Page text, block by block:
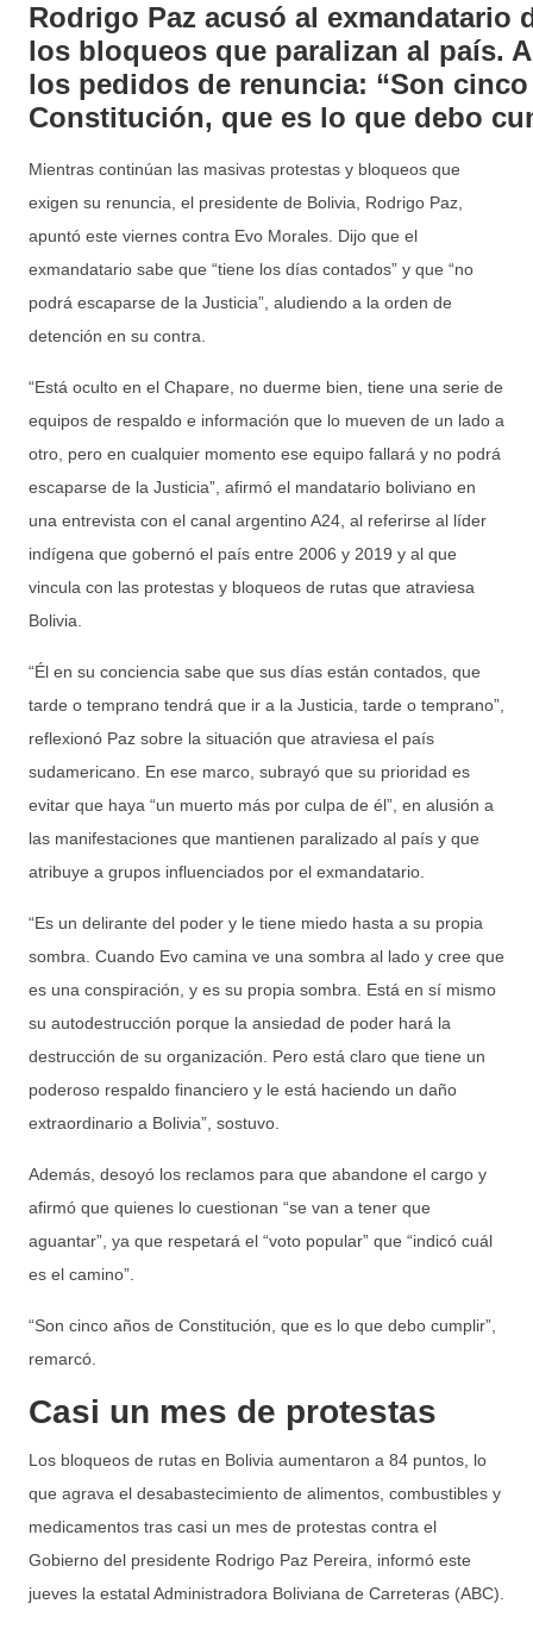
Rodrigo Paz acusó al exmandatario
los bloqueos que paralizan al país.
los pedidos de renuncia: “Son
Constitución, que es lo que debo
Mientras continúan las masivas protestas y bloqueos que
exigen su renuncia, el presidente de Bolivia, Rodrigo Paz,
apuntó este viernes contra Evo Morales. Dijo que el
exmandatario sabe que “tiene los días contados” y que “no
podrá escaparse de la Justicia”, aludiendo a la orden de
detención en su contra.
“Está oculto en el Chapare, no duerme bien, tiene una serie de
equipos de respaldo e información que lo mueven de un lado a
otro, pero en cualquier momento ese equipo fallará y no podrá
escaparse de la Justicia”, afirmó el mandatario boliviano en
una entrevista con el canal argentino A24, al referirse al líder
indígena que gobernó el país entre 2006 y 2019 y al que
vincula con las protestas y bloqueos de rutas que atraviesa
Bolivia.
“Él en su conciencia sabe que sus días están contados, que
tarde o temprano tendrá que ir a la Justicia, tarde o temprano”,
reflexionó Paz sobre la situación que atraviesa el país
sudamericano. En ese marco, subrayó que su prioridad es
evitar que haya “un muerto más por culpa de él”, en alusión a
las manifestaciones que mantienen paralizado al país y que
atribuye a grupos influenciados por el exmandatario.
“Es un delirante del poder y le tiene miedo hasta a su propia
sombra. Cuando Evo camina ve una sombra al lado y cree que
es una conspiración, y es su propia sombra. Está en sí mismo
su autodestrucción porque la ansiedad de poder hará la
destrucción de su organización. Pero está claro que tiene un
poderoso respaldo financiero y le está haciendo un daño
extraordinario a Bolivia”, sostuvo.
Además, desoyó los reclamos para que abandone el cargo y
afirmó que quienes lo cuestionan “se van a tener que
aguantar”, ya que respetará el “voto popular” que “indicó cuál
es el camino”.
“Son cinco años de Constitución, que es lo que debo cumplir”,
remarcó.
Casi un mes de protestas
Los bloqueos de rutas en Bolivia aumentaron a 84 puntos, lo
que agrava el desabastecimiento de alimentos, combustibles y
medicamentos tras casi un mes de protestas contra el
Gobierno del presidente Rodrigo Paz Pereira, informó este
jueves la estatal Administradora Boliviana de Carreteras (ABC).